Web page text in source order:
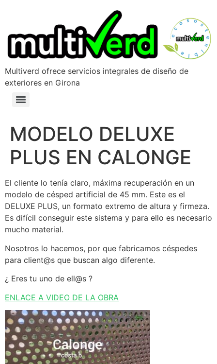
Multiverd ofrece servicios integrales de diseño de
exteriores en Girona
MODELO DELUXE
PLUS EN CALONGE
El cliente lo tenía claro, máxima recuperación en un
modelo de césped artificial de 45 mm. Este es el
DELUXE PLUS, un formato extremo de altura y firmeza.
Es difícil conseguir este sistema y para ello es necesario
mucho material.
Nosotros lo hacemos, por que fabricamos céspedes
para client@s que buscan algo diferente.
¿ Eres tu uno de ell@s ?
ENLACE A VIDEO DE LA OBRA